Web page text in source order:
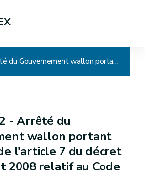
Arrêté du Gouvernement wallon portant exécution de l'article 7 du décret du 15 juillet 2008 relatif au Code forestier
-Arrêté du
wallon portant
l'article 7 du décret
2008 relatif au Code